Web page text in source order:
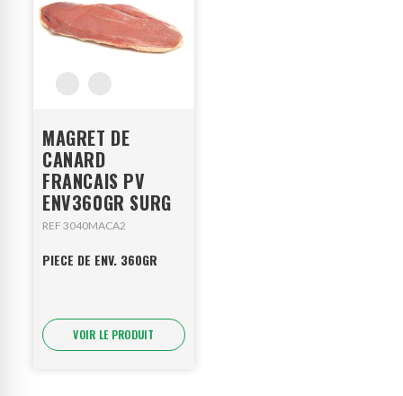
MAGRET DE
CANARD
FRANCAIS PV
ENV360GR SURG
REF 3040MACA2
PIECE DE ENV. 360GR
VOIR LE PRODUIT